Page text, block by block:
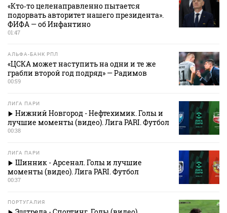
«Кто‑то целенаправленно пытается
подорвать авторитет нашего президента».
ФИФА — об Инфантино
01:47
АЛЬФА-БАНК РПЛ
«ЦСКА может наступить на одни и те же
грабли второй год подряд» — Радимов
00:59
ЛИГА ПАРИ
Нижний Новгород - Нефтехимик. Голы и
лучшие моменты (видео). Лига PARI. Футбол
00:38
ЛИГА ПАРИ
Шинник - Арсенал. Голы и лучшие
моменты (видео). Лига PARI. Футбол
00:37
ПОРТУГАЛИЯ